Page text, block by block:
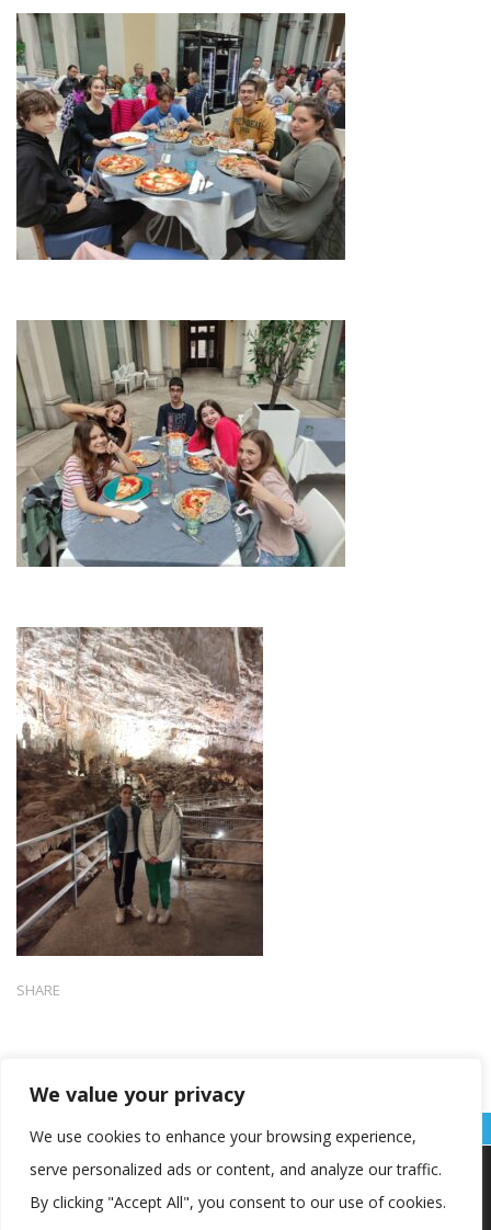
We value your privacy
We use cookies to enhance your browsing experience,
serve personalized ads or content, and analyze our traffic.
By clicking "Accept All", you consent to our use of cookies.
SHARE
Koristimo kolačiće kako bismo vam pružili najbolje iskustvo na
našoj web stranici.
Informacije o kolačićima koje koristimo ili opcije za